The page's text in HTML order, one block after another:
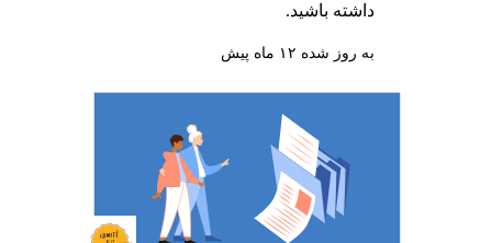
داشته باشید.
به روز شده ۱۲ ماه پیش